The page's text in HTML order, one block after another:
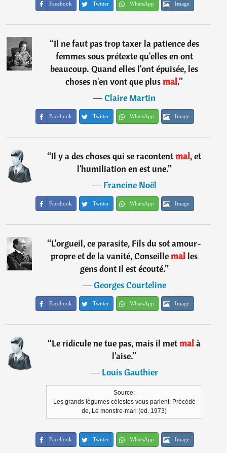
Facebook Twitter WhatsApp Image
“Il ne faut pas trop taxer la patience des
femmes sous prétexte qu'elles en ont
beaucoup. Quand elles l'ont épuisée, les
choses n'en vont que plusmal.”
―Claire Martin
Facebook Twitter WhatsApp Image
“Il y a des choses qui se racontentmal, et
l'humiliation en est une.”
―Francine Noël
Facebook Twitter WhatsApp Image
“L'orgueil, ce parasite, Fils du sot amour-
propre et de la vanité, Conseillemal les
gens dont il est écouté.”
―Georges Courteline
Facebook Twitter WhatsApp Image
“Le ridicule ne tue pas, mais il metmalà
l'aise.”
―Louis Gauthier
Source:
Les grands légumes célestes vous parlent: Précédé
de, Le monstre-mari (ed. 1973)
Facebook Twitter WhatsApp Image